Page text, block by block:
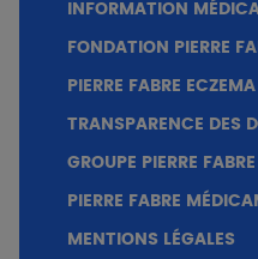
pas observé
pyrimidine par la BL
montré que
nouveau filtre appelé
photoprotection
prévenir la réparation
de la BL sur la
INFORMATION
FONDATION PIERRE
PIERRE FABRE
TRANSPARENCE DES
GROUPE PIERRE FABRE
PIERRE FABRE
MENTIONS LÉGALES